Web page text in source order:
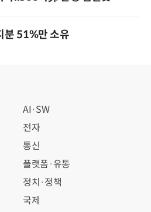
분 51%만 소유
AI·SW
전자
통신
플랫폼·유통
정치·정책
국제